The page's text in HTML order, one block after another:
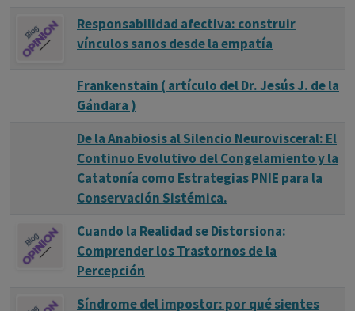
Ordenación de los contenidos:Indica cómo los
conectados. En una conciencia normal, estos contenidos
están estructurados de manera coherente, permitiendo
un flujo ordenado de pensamientos y percepciones. Sin
embargo, en ciertas condiciones, como los estados
crepusculares, esta organización puede desintegrarse,
dando lugar a una experiencia consciente fragmentada o
Conclusiones:Las diversas definiciones, perspectivas y
cualidades de la conciencia resaltan su naturaleza
compleja y multifacética. La exploración y el estudio de la
Responsabilidad afectiva: construir
vínculos sanos desde la empatía
Frankenstain ( artículo del Dr. Jesús J. de la
Gándara )
De la Anabiosis al Silencio Neurovisceral: El
Continuo Evolutivo del Congelamiento y la
Catatonía como Estrategias PNIE para la
Conservación Sistémica.
Cuando la Realidad se Distorsiona:
Comprender los Trastornos de la
Percepción
Síndrome del impostor: por qué sientes